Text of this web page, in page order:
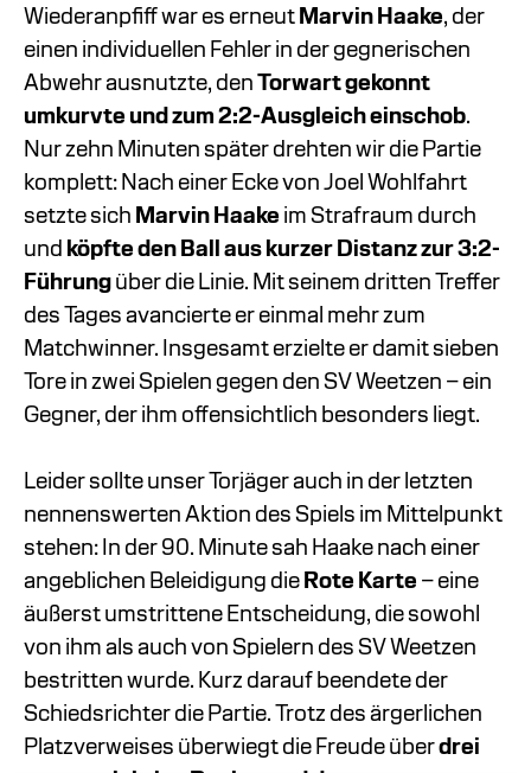
Wiederanpfiff war es erneut Marvin Haake, der
einen individuellen Fehler in der gegnerischen
Abwehr ausnutzte, den Torwart gekonnt
umkurvte und zum 2:2-Ausgleich einschob.
Nur zehn Minuten später drehten wir die Partie
komplett: Nach einer Ecke von Joel Wohlfahrt
setzte sich Marvin Haake im Strafraum durch
und köpfte den Ball aus kurzer Distanz zur 3:2-
Führung über die Linie. Mit seinem dritten Treffer
des Tages avancierte er einmal mehr zum
Matchwinner. Insgesamt erzielte er damit sieben
Tore in zwei Spielen gegen den SV Weetzen – ein
Gegner, der ihm offensichtlich besonders liegt.
Leider sollte unser Torjäger auch in der letzten
nennenswerten Aktion des Spiels im Mittelpunkt
stehen: In der 90. Minute sah Haake nach einer
angeblichen Beleidigung die Rote Karte – eine
äußerst umstrittene Entscheidung, die sowohl
von ihm als auch von Spielern des SV Weetzen
bestritten wurde. Kurz darauf beendete der
Schiedsrichter die Partie. Trotz des ärgerlichen
Platzverweises überwiegt die Freude überdrei